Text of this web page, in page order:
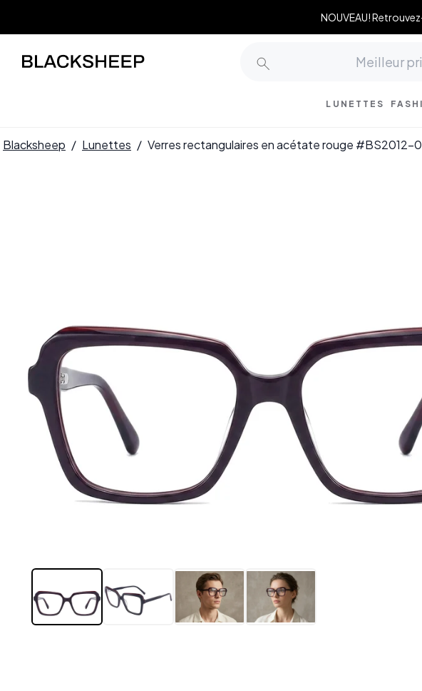
NOUVEAU!
LUNETTES
Blacksheep / Lunettes / Verres rectangulaires en acétate rouge #BS2012-